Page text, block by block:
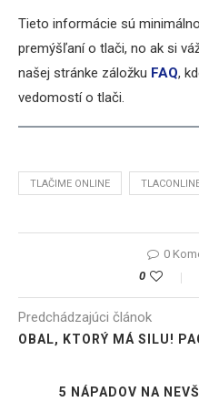
Tieto informácie sú
premýšľaní o tlači, no ak si
našej stránke záložku FAQ,
vedomostí o tlači.
TLAČIME ONLINE
0
0
Predchádzajúci článok
OBAL, KTORÝ MÁ SILU!
5 NÁPADOV NA